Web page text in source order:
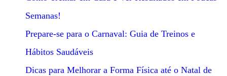
Semanas!
Prepare-se para o Carnaval: Guia de Treinos e
Hábitos Saudáveis
Dicas para Melhorar a Forma Física até o Natal de